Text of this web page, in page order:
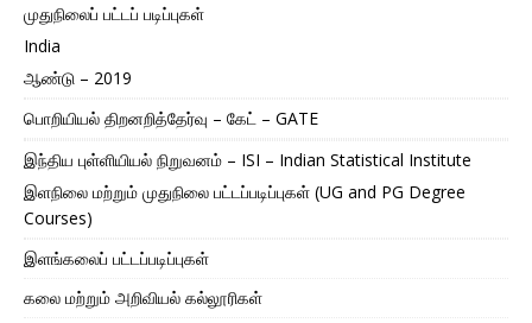
முதுநிலைப் பட்டப் படிப்புகள்
India
ஆண்டு – 2019
பொறியியல் திறனறித்தேர்வு – கேட் – GATE
இந்திய புள்ளியியல் நிறுவனம் – ISI – Indian Statistical Institute
இளநிலை மற்றும் முதுநிலை பட்டப்படிப்புகள் (UG and PG Degree
Courses)
இளங்கலைப் பட்டப்படிப்புகள்
கலை மற்றும் அறிவியல் கல்லூரிகள்